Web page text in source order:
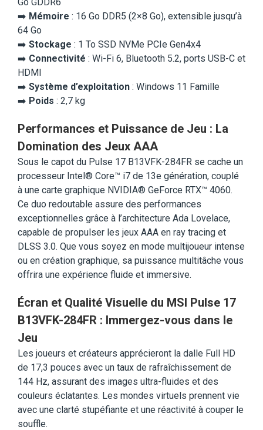
➡️ Mémoire : 16 Go DDR5 (2×8 Go), extensible jusqu’à
64 Go
➡️ Stockage : 1 To SSD NVMe PCIe Gen4x4
➡️ Connectivité : Wi-Fi 6, Bluetooth 5.2, ports USB-C et
HDMI
➡️ Système d’exploitation : Windows 11 Famille
➡️ Poids : 2,7 kg
Performances et Puissance de Jeu : La
Domination des Jeux AAA
Sous le capot du Pulse 17 B13VFK-284FR se cache un
processeur Intel® Core™ i7 de 13e génération, couplé
à une carte graphique NVIDIA® GeForce RTX™ 4060.
Ce duo redoutable assure des performances
exceptionnelles grâce à l’architecture Ada Lovelace,
capable de propulser les jeux AAA en ray tracing et
DLSS 3.0. Que vous soyez en mode multijoueur intense
ou en création graphique, sa puissance multitâche vous
offrira une expérience fluide et immersive.
Écran et Qualité Visuelle du MSI Pulse 17
B13VFK-284FR : Immergez-vous dans le
Jeu
Les joueurs et créateurs apprécieront la dalle Full HD
de 17,3 pouces avec un taux de rafraîchissement de
144 Hz, assurant des images ultra-fluides et des
couleurs éclatantes. Les mondes virtuels prennent vie
avec une clarté stupéfiante et une réactivité à couper le
souffle.